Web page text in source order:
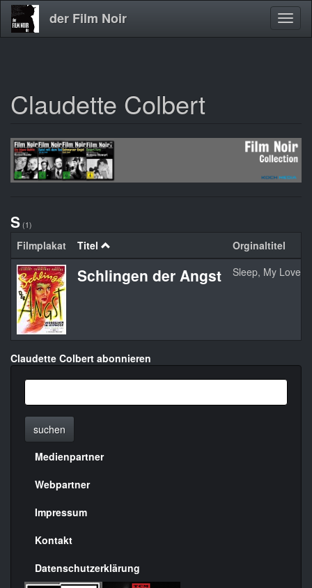
Direkt
zum
der Film Noir
Claudette Colbert
S (1)
Filmplakat Titel Orginaltitel
Schlingen der Angst Sleep, My Love
Claudette Colbert abonnieren
suchen
Menülinks
rechte
Seite
Medienpartner
Webpartner
Impressum
Kontakt
Datenschutzerklärung